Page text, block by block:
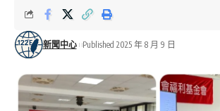
新聞中心 Published 2025 年 8 月 9 日